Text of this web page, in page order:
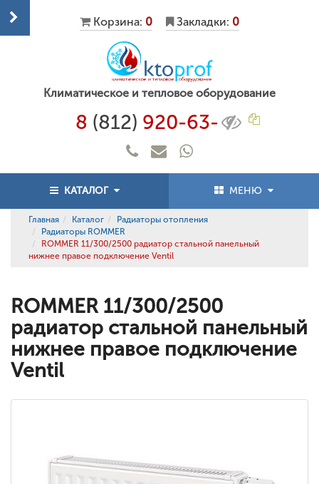
Корзина: 0 Закладки: 0
Климатическое и тепловое оборудование
8 (812) 920-63-
КАТАЛОГ МЕНЮ
Главная Каталог
Радиаторы отопления
Радиаторы ROMMER
ROMMER 11/300/2500 радиатор стальной панельный
нижнее правое подключение Ventil
ROMMER 11/300/2500
радиатор стальной панельный
нижнее правое подключение
Ventil